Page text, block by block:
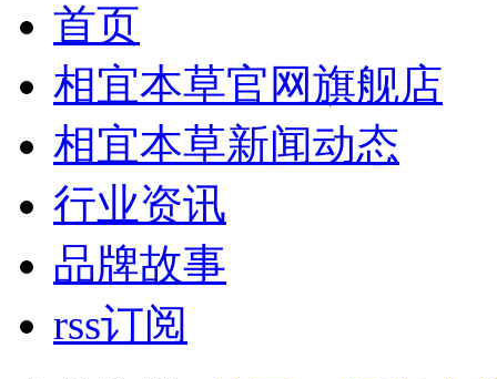
首页
相宜本草官网旗舰店
相宜本草新闻动态
行业资讯
品牌故事
rss订阅